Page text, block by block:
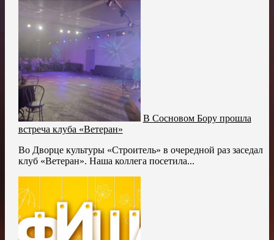
В Сосновом Бору прошла
встреча клуба «Ветеран»
Во Дворце культуры «Строитель» в очередной раз заседал
клуб «Ветеран». Наша коллега посетила...